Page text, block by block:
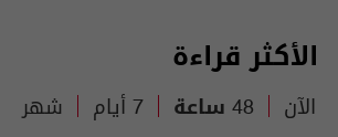
الأكثر قراءة
الآن 48 ساعة 7 أيام شهر